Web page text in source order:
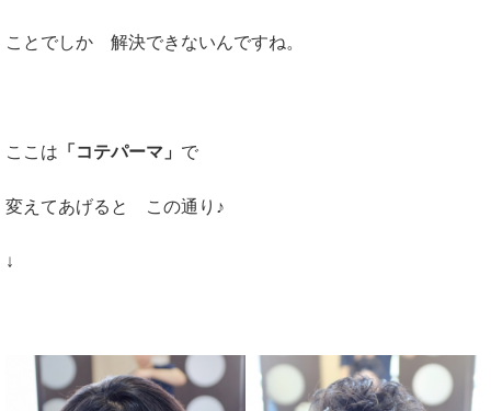
ことでしか 解決できないんですね。
ここは 「コテパーマ」 で
変えてあげると この通り♪
↓